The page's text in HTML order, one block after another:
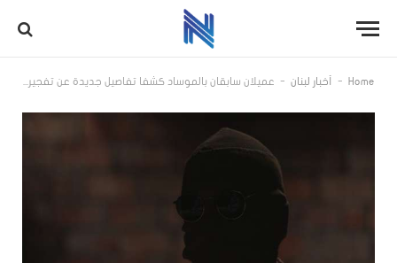
Home
- أخبار لبنان - عميلان سابقان بالموساد كشفا تفاصيل جديدة عن تفجيرات “البيجر” في لبنان: “أنشأنا عالماً وهمياً”